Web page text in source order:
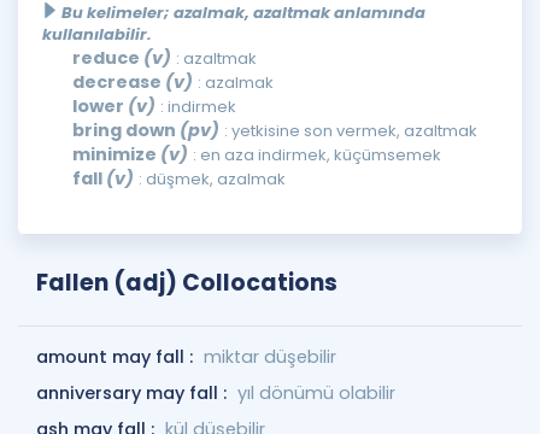
Bu kelimeler; azalmak, azaltmak anlamında
kullanılabilir.
reduce (v) : azaltmak
decrease (v) : azalmak
lower (v) : indirmek
bring down (pv) : yetkisine son vermek, azaltmak
minimize (v) : en aza indirmek, küçümsemek
fall (v) : düşmek, azalmak
Fallen (adj) Collocations
amount may fall : miktar düşebilir
anniversary may fall : yıl dönümü olabilir
ash may fall : kül düşebilir